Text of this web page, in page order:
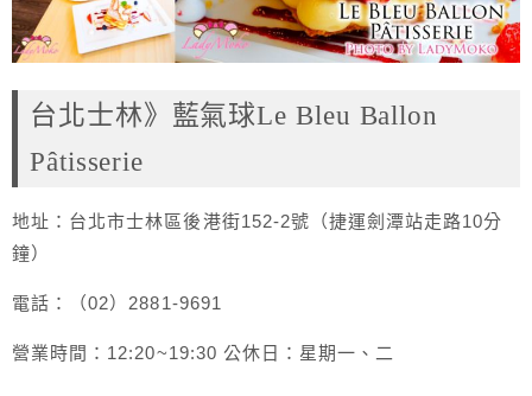
台北士林》藍氣球Le Bleu Ballon
Pâtisserie
地址：台北市士林區後港街152-2號（捷運劍潭站走路10分
鐘）
電話：（02）2881-9691
營業時間：12:20~19:30 公休日：星期一、二